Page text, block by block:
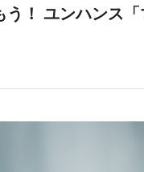
！ ユンハンス「